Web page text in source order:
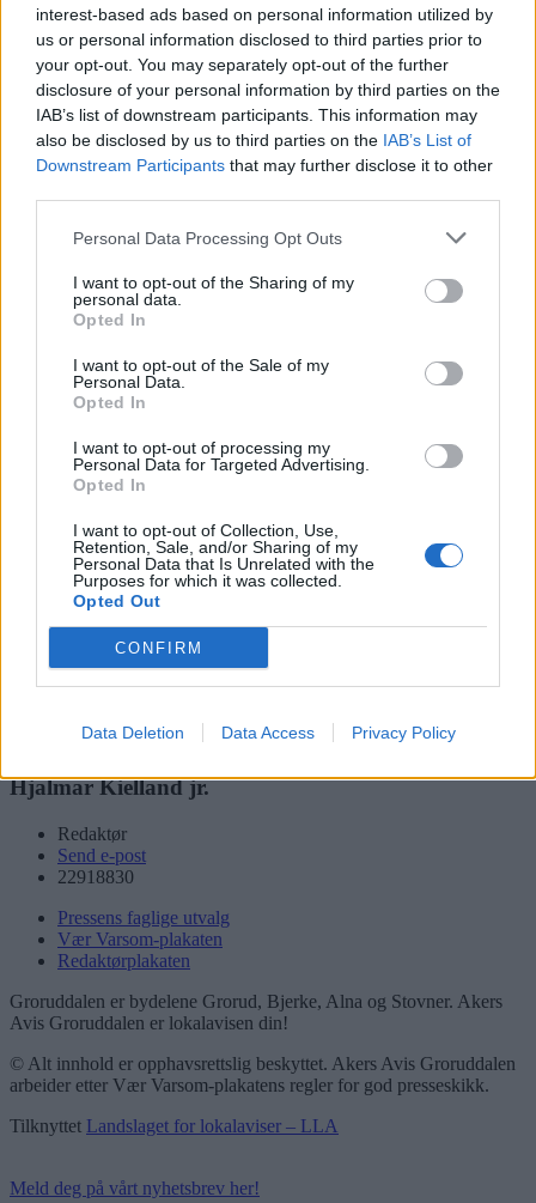
interest-based ads based on personal information utilized by
us or personal information disclosed to third parties prior to
your opt-out. You may separately opt-out of the further
disclosure of your personal information by third parties on the
IAB’s list of downstream participants. This information may
also be disclosed by us to third parties on the IAB’s List of
Downstream Participants that may further disclose it to other
Personal Data Processing Opt Outs
I want to opt-out of the Sharing of my
personal data.
Opted In
I want to opt-out of the Sale of my
Personal Data.
Opted In
I want to opt-out of processing my
Personal Data for Targeted Advertising.
Opted In
I want to opt-out of Collection, Use,
Retention, Sale, and/or Sharing of my
Personal Data that Is Unrelated with the
Purposes for which it was collected.
Opted Out
CONFIRM
Data Deletion Data Access Privacy Policy
Fra kunstgresset på Høybråten til krigens grense:
Reiser til Polen for å hente ukrainske
flyktninger
Logg inn
Kontakt
Trondheimsveien 459
Sentralbord mandag-fredag 08.30-16.30
22 91 88 20
Hjalmar Kielland jr.
Redaktør
Send e-post
22918830
Pressens faglige utvalg
Vær Varsom-plakaten
Redaktørplakaten
Groruddalen er bydelene Grorud, Bjerke, Alna og Stovner. Akers
Avis Groruddalen er lokalavisen din!
© Alt innhold er opphavsrettslig beskyttet. Akers Avis Groruddalen
arbeider etter Vær Varsom-plakatens regler for god presseskikk.
Tilknyttet Landslaget for lokalaviser – LLA
Meld deg på vårt nyhetsbrev her!